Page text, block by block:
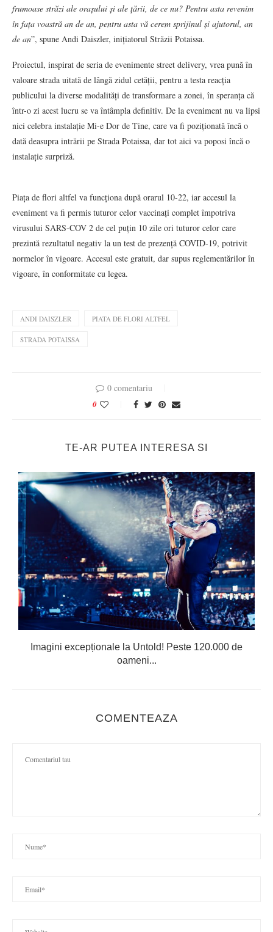
frumoase străzi ale orașului și ale țării, de ce nu? Pentru asta revenim
în fața voastră an de an, pentru asta vă cerem sprijinul și ajutorul, an
de an”, spune Andi Daiszler, inițiatorul Străzii Potaissa.
Proiectul, inspirat de seria de evenimente street delivery, vrea pună în
valoare strada uitată de lângă zidul cetății, pentru a testa reacția
publicului la diverse modalități de transformare a zonei, în speranța că
într-o zi acest lucru se va întâmpla definitiv. De la eveniment nu va lipsi
nici celebra instalație Mi-e Dor de Tine, care va fi poziționată încă o
dată deasupra intrării pe Strada Potaissa, dar tot aici va poposi încă o
instalație surpriză.
Piața de flori altfel va funcționa după orarul 10-22, iar accesul la
eveniment va fi permis tuturor celor vaccinați complet împotriva
virusului SARS-COV 2 de cel puțin 10 zile ori tuturor celor care
prezintă rezultatul negativ la un test de prezență COVID-19, potrivit
normelor în vigoare. Accesul este gratuit, dar supus reglementărilor în
vigoare, în conformitate cu legea.
ANDI DAISZLER PIATA DE FLORI ALTFEL
STRADA POTAISSA
0 comentariu
0
TE-AR PUTEA INTERESA SI
Imagini excepționale la Untold! Peste 120.000 de
oameni...
COMENTEAZA